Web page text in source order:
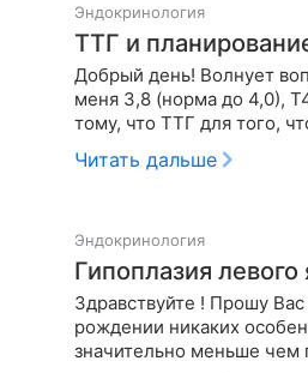
Эндокринология
ТТГ и
Добрый день! Волнует
меня 3,8 (норма до 4,0),
тому, что ТТГ для того,
Читать дальше
Эндокринология
Гипоплазия
Здравствуйте ! Прошу Вас помочь нам и проконсультировать. Моему сыну сейчас исполнилось 3 года. При
рождении никаких